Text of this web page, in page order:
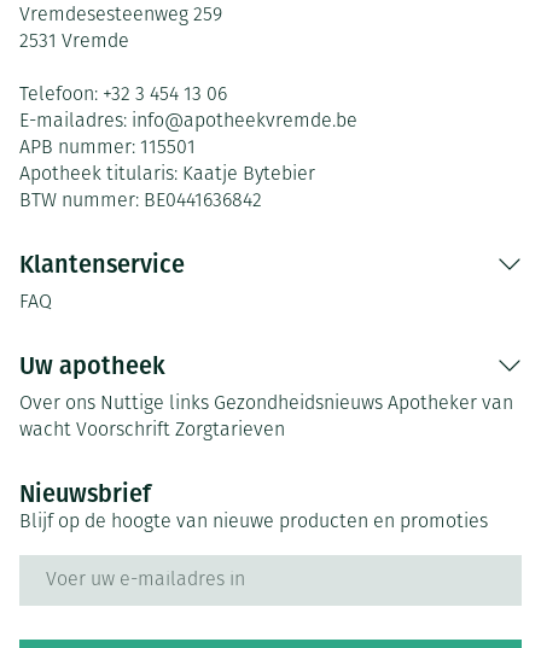
Vremdesesteenweg 259
2531 Vremde
Telefoon: +32 3 454 13 06
E-mailadres: info@apotheekvremde.be
APB nummer: 115501
Apotheek titularis: Kaatje Bytebier
BTW nummer: BE0441636842
Klantenservice
FAQ
Uw apotheek
Over ons Nuttige links Gezondheidsnieuws Apotheker van
wacht Voorschrift Zorgtarieven
Nieuwsbrief
Blijf op de hoogte van nieuwe producten en promoties